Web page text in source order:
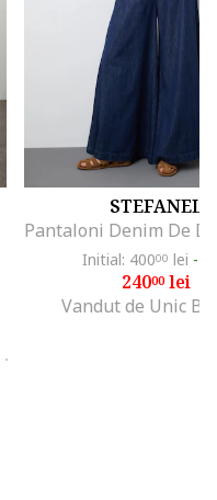
STEFANEL
Initial: 40000 lei -
24000lei
Vandut de Unic